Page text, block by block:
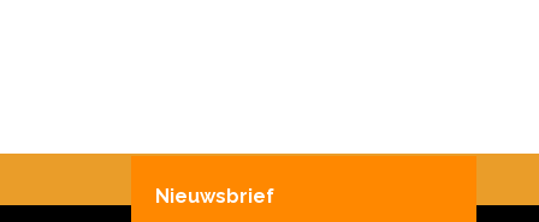
Nieuwsbrief